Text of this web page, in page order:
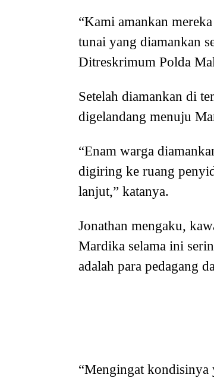
“Kami amankan
tunai yang diamankan
Ditreskrimum Polda
Setelah diamankan di
digelandang menuju
“Enam warga
digiring ke ruang
lanjut,” katanya.
Jonathan mengaku,
Mardika selama ini
adalah para pedagang
“Mengingat kondisinya